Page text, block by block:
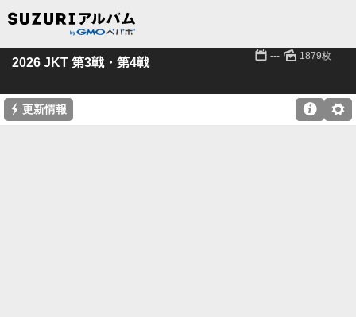
2026 JKT 第3戦・第4戦 📅 --- 🌄 1879枚
⚡ 更新情報 ⚙
